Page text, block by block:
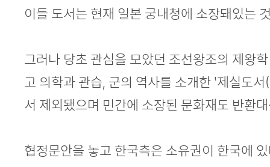
이들 도서는 현재 일본 궁내청에 소장돼있는
그러나 당초 관심을 모았던 조선왕조의 제왕
고 의학과 관습, 군의 역사를 소개한 '제실도
서 제외됐으며 민간에 소장된 문화재도 반환
협정문안을 놓고 한국측은 소유권이 한국에